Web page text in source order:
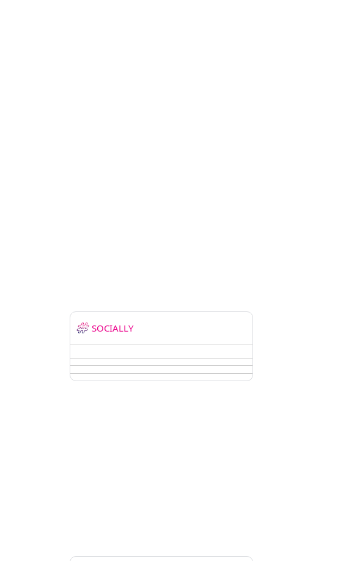
SOCIALLY